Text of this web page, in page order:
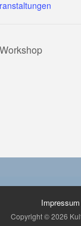
Impressum
Copyright © 2026